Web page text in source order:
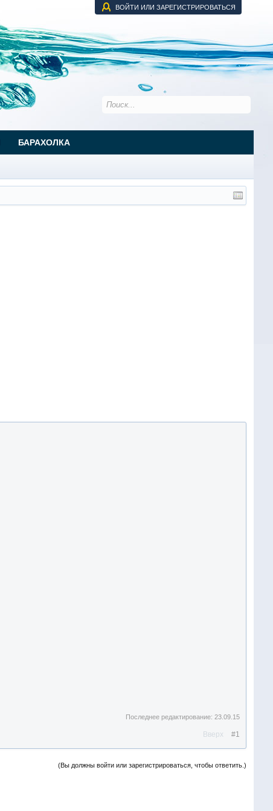
ВОЙТИ ИЛИ ЗАРЕГИСТРИРОВАТЬСЯ
Последнее редактирование:23.09.15
#1
Вверх
(Вы должны войти или зарегистрироваться, чтобы ответить.)
БАРАХОЛКА